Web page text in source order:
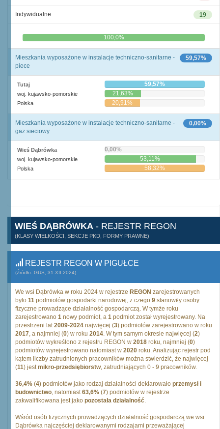
19
Indywidualne
0,0% 100,0%
59,57%
Mieszkania wyposażone w instalacje techniczno-sanitarne -
piece
Tutaj 59,57%
woj. kujawsko-pomorskie 21,63%
Polska 20,91%
0,00%
Mieszkania wyposażone w instalacje techniczno-sanitarne -
gaz sieciowy
Wieś Dąbrówka 0,00%
woj. kujawsko-pomorskie 53,11%
Polska 58,32%
WIEŚ DĄBRÓWKA - REJESTR REGON
(KLASY WIELKOŚCI, SEKCJE PKD, FORMY PRAWNE)
REJESTR REGON W PIGUŁCE
(Źródło: GUS, 31.XII.2024)
We wsi Dąbrówka w roku 2024 w rejestrze REGON zarejestrowanych
było 11 podmiotów gospodarki narodowej, z czego 9 stanowiły osoby
fizyczne prowadzące działalność gospodarczą. W tymże roku
zarejestrowano 1 nowy podmiot, a 1 podmiot został wyrejestrowany. Na
przestrzeni lat2009-2024 najwięcej (3) podmiotów zarejestrowano w roku
2017, a najmniej (0) w roku 2014. W tym samym okresie najwięcej (2)
podmiotów wykreślono z rejestru REGON w 2018 roku, najmniej (0)
podmiotów wyrejestrowano natomiast w 2020 roku. Analizując rejestr pod
kątem liczby zatrudnionych pracowników można stwierdzić, że najwięcej
(11) jestmikro-przedsiębiorstw, zatrudniających 0 - 9 pracowników.
36,4% (4) podmiotów jako rodzaj działalności deklarowało przemysł i
budownictwo, natomiast63,6% (7) podmiotów w rejestrze
zakwalifikowana jest jako pozostała działalność.
Wśród osób fizycznych prowadzących działalność gospodarczą we wsi
Dąbrówka najczęściej deklarowanymi rodzajami przeważającej